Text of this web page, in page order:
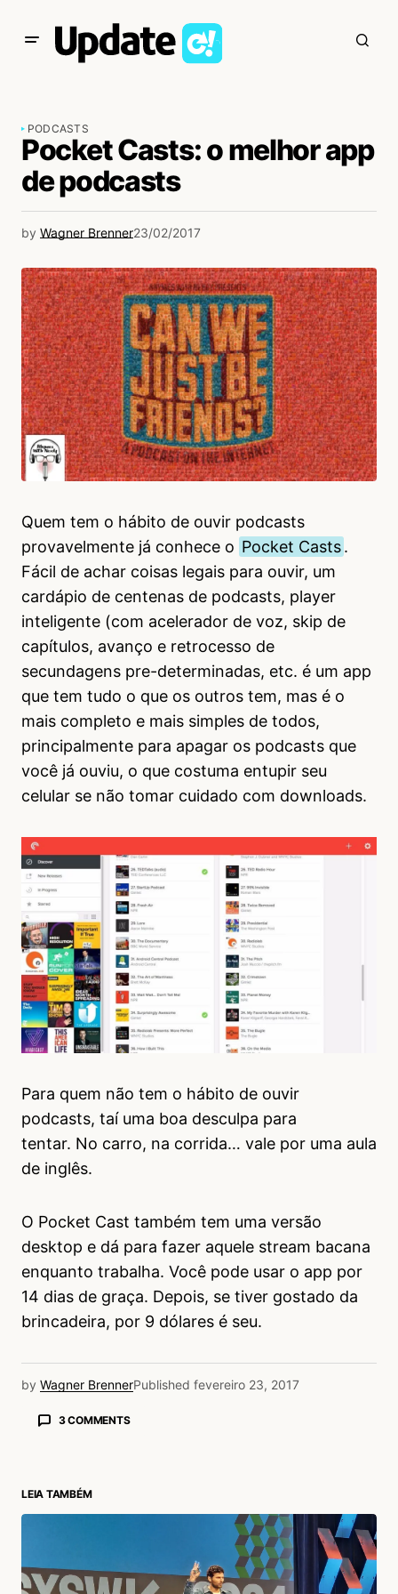
PODCASTS
Pocket Casts: o melhor app
de podcasts
by Wagner Brenner23/02/2017
Quem tem o hábito de ouvir podcasts
provavelmente já conhece o Pocket Casts.
Fácil de achar coisas legais para ouvir, um
cardápio de centenas de podcasts, player
inteligente (com acelerador de voz, skip de
capítulos, avanço e retrocesso de
secundagens pre-determinadas, etc. é um app
que tem tudo o que os outros tem, mas é o
mais completo e mais simples de todos,
principalmente para apagar os podcasts que
você já ouviu, o que costuma entupir seu
celular se não tomar cuidado com downloads.
Para quem não tem o hábito de ouvir
podcasts, taí uma boa desculpa para
tentar. No carro, na corrida… vale por uma aula
de inglês.
O Pocket Cast também tem uma versão
desktop e dá para fazer aquele stream bacana
enquanto trabalha. Você pode usar o app por
14 dias de graça. Depois, se tiver gostado da
brincadeira, por 9 dólares é seu.
by Wagner BrennerPublished fevereiro 23, 2017
3 COMMENTS
Para quem estiover procurando uma
http://podcastrepublic.net/).
Inclui todas as funcionalidades citadas e mais
algumas, como criar “podcasts virtuais” com
LEIA TAMBÉM